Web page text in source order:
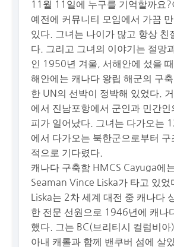
11월 11일에 누구를 기억할까요?
예전에 커뮤니티 모임에서 가끔 만
있다. 그녀는 나이가 많고 항상 친
다. 그리고 그녀의 이야기는 절망
인 1950년 겨울, 서해안에 섰을
해안에는 캐나다 왕립 해군의 구
한 UN의 선박이 정박해 있었다.
에서 진남포항에서 군인과 민간인
피가 일어났다. 그녀는 다가오는
에서 다가오는 북한군으로부터
적으로 기다렸다.
캐나다 구축함 HMCS Cayuga에
Seaman Vince Liska가 타고 있었
Liska는 2차 세계 대전 중 캐나다
한 전문 선원으로 1946년에 캐나
했다. 그는 BC(브리티시 컬럼비아
아내 캐롤과 함께 밴쿠버 섬에 살